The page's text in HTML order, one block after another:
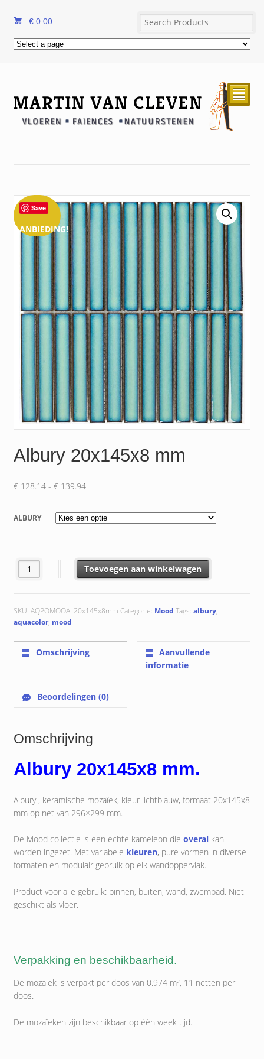
€ 0.00
²
AANBIEDING!
Save
Albury 20x145x8 mm
€128.14 - €139.94Prijsklasse:
tot
€ 139.94
ALBURY
Albury 20x145x8 mm aantalToevoegen aan winkelwagen
SKU: AQPOMOOAL20x145x8mm Categorie: Mood Tags: albury,
aquacolor, mood
Omschrijving
Aanvullende
informatie
Beoordelingen (0)
Omschrijving
Albury 20x145x8 mm.
Albury , keramische mozaïek, kleur lichtblauw, formaat 20x145x8
mm op net van 296×299 mm.
De Mood collectie is een echte kameleon die overalkan
worden ingezet. Met variabele kleuren, pure vormen in diverse
formaten en modulair gebruik op elk wandoppervlak.
Product voor alle gebruik: binnen, buiten, wand, zwembad. Niet
geschikt als vloer.
Verpakking en beschikbaarheid.
De mozaïek is verpakt per doos van 0.974 m², 11 netten per
doos.
De mozaïeken zijn beschikbaar op één week tijd.